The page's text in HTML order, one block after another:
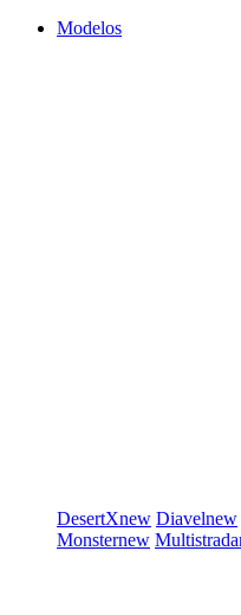
Modelos
DesertXnew Diavelnew
Monsternew Multistrada